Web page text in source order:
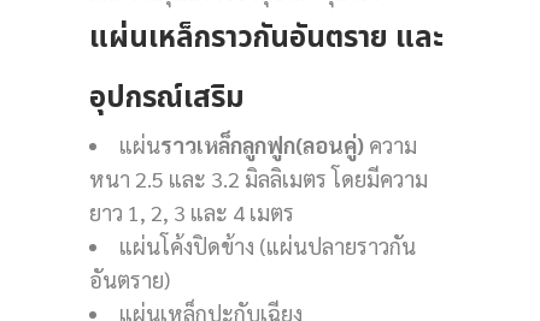
แผ่นเหล็กราวกันอันตราย และ
อุปกรณ์เสริม
แผ่นราวเหล็กลูกฟูก(ลอนคู่) ความ
หนา 2.5 และ 3.2 มิลลิเมตร โดยมีความ
ยาว 1, 2, 3 และ 4 เมตร
แผ่นโค้งปิดข้าง (แผ่นปลายราวกัน
อันตราย)
แผ่นเหล็กปะกับเฉียง